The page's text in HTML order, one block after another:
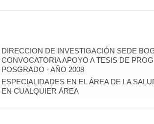
DIRECCION DE INVESTIGACIÓN SEDE
CONVOCATORIA APOYO A TESIS DE
POSGRADO - AÑO 2008
ESPECIALIDADES EN EL ÁREA DE LA
EN CUALQUIER ÁREA